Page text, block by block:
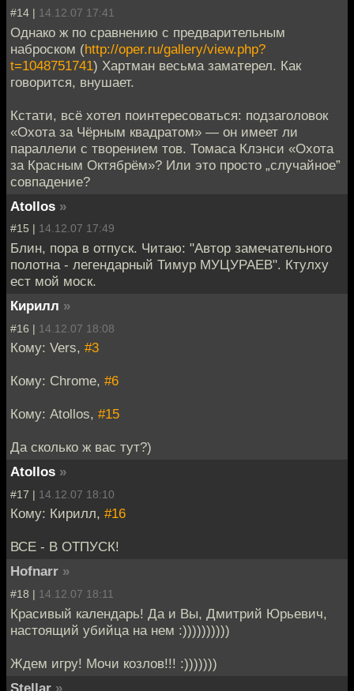
#14 | 14.12.07 17:41
Однако ж по сравнению с предварительным
наброском (http://oper.ru/gallery/view.php?
t=1048751741) Хартман весьма заматерел. Как
говорится, внушает.
Кстати, всё хотел поинтересоваться: подзаголовок
«Охота за Чёрным квадратом» — он имеет ли
параллели с творением тов. Томаса Клэнси «Охота
за Красным Октябрём»? Или это просто „случайное”
совпадение?
Atollos »
#15 | 14.12.07 17:49
Блин, пора в отпуск. Читаю: "Автор замечательного
полотна - легендарный Тимур МУЦУРАЕВ". Ктулху
ест мой моск.
Кирилл »
#16 | 14.12.07 18:08
Кому: Vers, #3
Кому: Chrome, #6
Кому: Atollos, #15
Да сколько ж вас тут?)
Atollos »
#17 | 14.12.07 18:10
Кому: Кирилл, #16
ВСЕ - В ОТПУСК!
Hofnarr »
#18 | 14.12.07 18:11
Красивый календарь! Да и Вы, Дмитрий Юрьевич,
настоящий убийца на нем :))))))))))
Ждем игру! Мочи козлов!!! :)))))))
Stellar »